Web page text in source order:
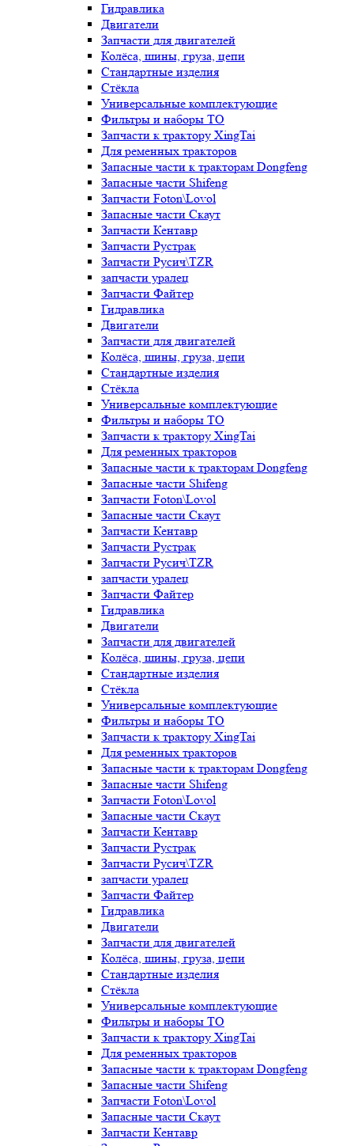
Гидравлика
Двигатели
Запчасти для двигателей
Колёса, шины, груза, цепи
Стандартные изделия
Стёкла
Универсальные комплектующие
Фильтры и наборы ТО
Запчасти к трактору XingTai
Для ременных тракторов
Запасные части к тракторам Dongfeng
Запасные части Shifeng
Запчасти Foton\Lovol
Запасные части Скаут
Запчасти Кентавр
Запчасти Рустрак
Запчасти Русич\TZR
запчасти уралец
Запчасти Файтер
Гидравлика
Двигатели
Запчасти для двигателей
Колёса, шины, груза, цепи
Стандартные изделия
Стёкла
Универсальные комплектующие
Фильтры и наборы ТО
Запчасти к трактору XingTai
Для ременных тракторов
Запасные части к тракторам Dongfeng
Запасные части Shifeng
Запчасти Foton\Lovol
Запасные части Скаут
Запчасти Кентавр
Запчасти Рустрак
Запчасти Русич\TZR
запчасти уралец
Запчасти Файтер
Гидравлика
Двигатели
Запчасти для двигателей
Колёса, шины, груза, цепи
Стандартные изделия
Стёкла
Универсальные комплектующие
Фильтры и наборы ТО
Запчасти к трактору XingTai
Для ременных тракторов
Запасные части к тракторам Dongfeng
Запасные части Shifeng
Запчасти Foton\Lovol
Запасные части Скаут
Запчасти Кентавр
Запчасти Рустрак
Запчасти Русич\TZR
запчасти уралец
Запчасти Файтер
Гидравлика
Двигатели
Запчасти для двигателей
Колёса, шины, груза, цепи
Стандартные изделия
Стёкла
Универсальные комплектующие
Фильтры и наборы ТО
Запчасти к трактору XingTai
Для ременных тракторов
Запасные части к тракторам Dongfeng
Запасные части Shifeng
Запчасти Foton\Lovol
Запасные части Скаут
Запчасти Кентавр